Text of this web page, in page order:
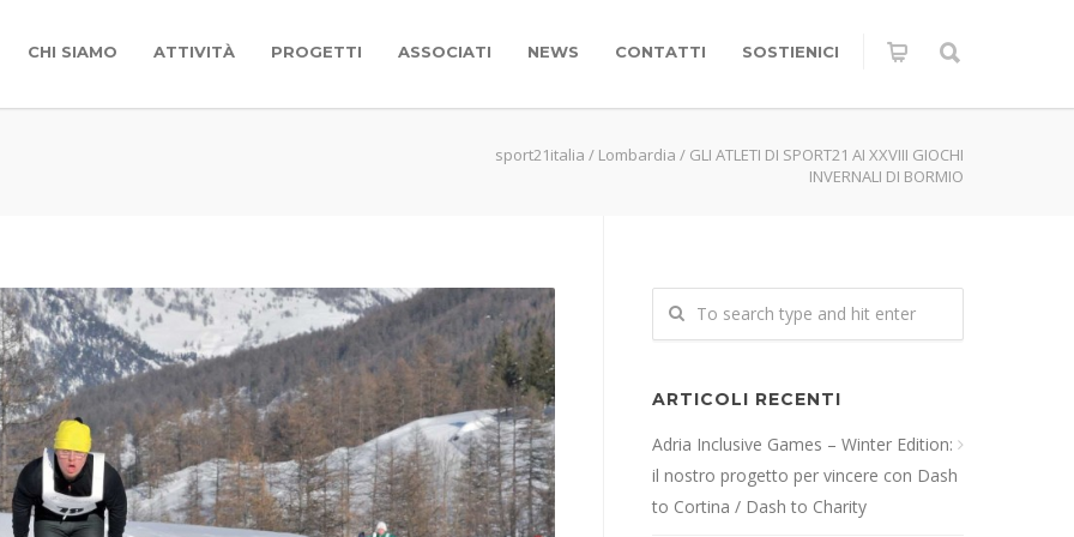
CHI SIAMO ATTIVITÀ PROGETTI ASSOCIATI NEWS CONTATTI SOSTIENICI
sport21italia / Lombardia / GLI ATLETI DI SPORT21 AI XXVIII GIOCHI
INVERNALI DI BORMIO
ARTICOLI RECENTI
Adria Inclusive Games – Winter Edition:
il nostro progetto per vincere con Dash
to Cortina / Dash to Charity